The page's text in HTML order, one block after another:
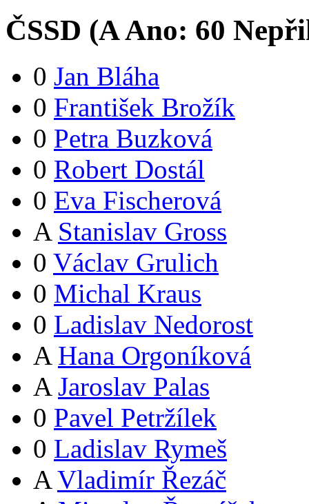
ČSSD (AAno: 60
0 Jan Bláha
0 František Brožík
0 Petra Buzková
0 Robert Dostál
0 Eva Fischerová
A Stanislav Gross
0 Václav Grulich
0 Michal Kraus
0 Ladislav Nedorost
A Hana Orgoníková
A Jaroslav Palas
0 Pavel Petržílek
0 Ladislav Rymeš
A Vladimír Řezáč